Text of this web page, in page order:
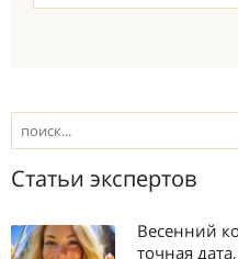
Статьи экспертов
Весенний
точная